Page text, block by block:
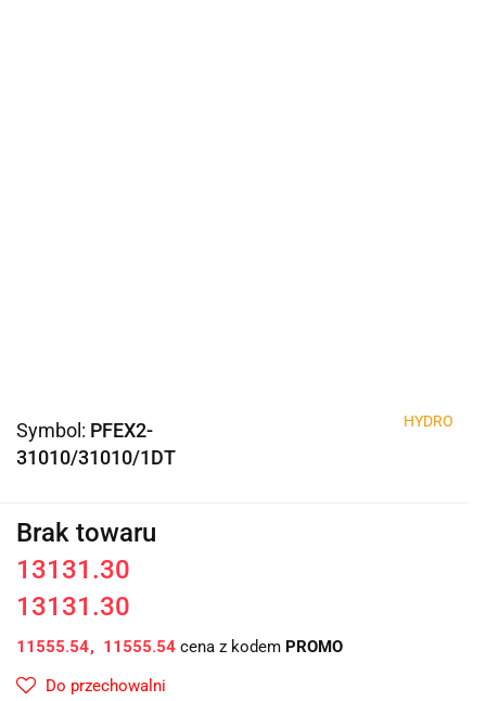
Symbol: PFEX2-
31010/31010/1DT
HYDRO
Brak towaru
13131.30
13131.30
11555.54 11555.54 cena z kodem PROMO
Do przechowalni